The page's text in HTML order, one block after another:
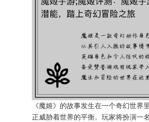
《魔姬》的故事发生在一个奇幻世界
正威胁着世界的平衡。玩家将扮演一